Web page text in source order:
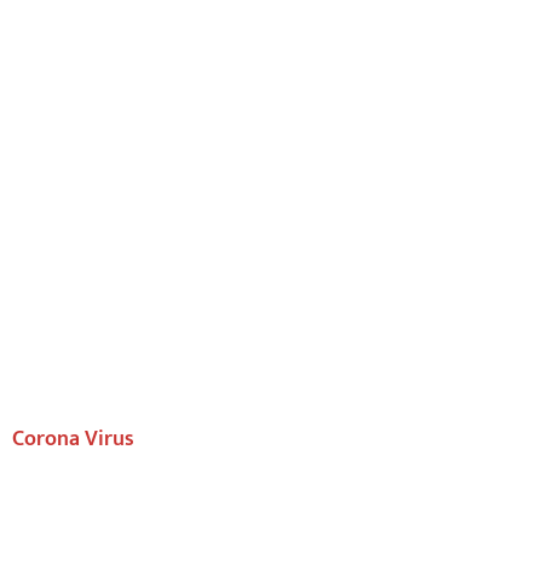
Corona Virus